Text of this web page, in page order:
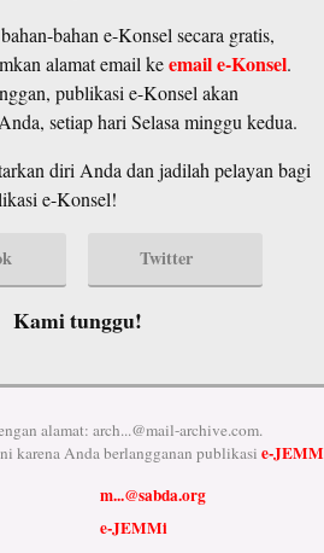
bahan e-Konsel secara gratis,
alamat email keemail e-Konsel.
publikasi e-Konsel akan
setiap hari Selasa minggu kedua.
diri Anda dan jadilah pelayan bagi
e-Konsel!
Twitter
Kami tunggu!
alamat:arch...@mail-archive.com.
karena Anda berlangganan publikasi e-
m...@sabda.org
e-JEMMi